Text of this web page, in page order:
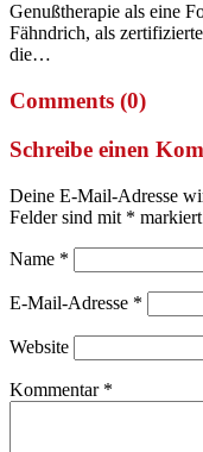
Genußtherapie als eine
Fähndrich, als
die…
Comments (0)
Schreibe einen
Deine E-Mail-Adresse
Felder sind mit * markiert
Name *
E-Mail-Adresse *
Website
Kommentar *